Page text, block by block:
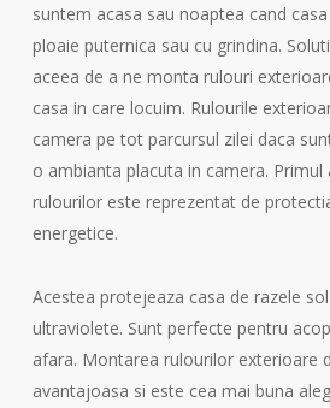
suntem acasa sau noaptea cand
ploaie puternica sau cu grindina.
aceea de a ne monta rulouri
casa in care locuim. Rulourile
camera pe tot parcursul zilei daca
o ambianta placuta in camera.
rulourilor este reprezentat de
energetice.
Acestea protejeaza casa de razele
ultraviolete. Sunt perfecte pentru
afara. Montarea rulourilor exterioare
avantajoasa si este cea mai buna